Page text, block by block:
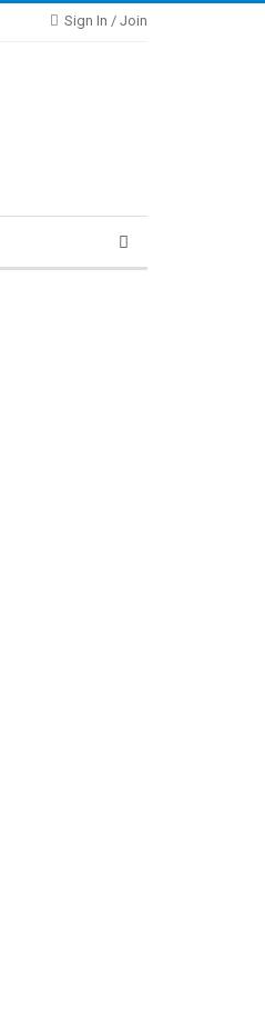
Sign In / Join